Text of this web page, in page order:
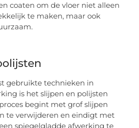
coaten om de vloer niet alleen
te maken, maar ook
gebruikte technieken in
is het slijpen en polijsten
begint met grof slijpen
te verwijderen en eindigt met
spiegelgladde afwerking te